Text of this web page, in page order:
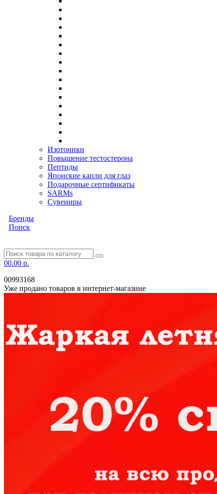
Изотоники
Повышение тестостерона
Пептиды
Японские капли для глаз
Подарочные сертификаты
SARMs
Сувениры
Бренды
Поиск
00.00 р.
00993168
Уже продано товаров в интернет-магазине